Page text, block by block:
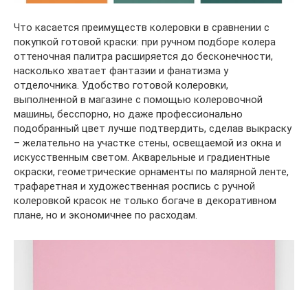
Что касается преимуществ колеровки в сравнении с
покупкой готовой краски: при ручном подборе колера
оттеночная палитра расширяется до бесконечности,
насколько хватает фантазии и фанатизма у
отделочника. Удобство готовой колеровки,
выполненной в магазине с помощью колеровочной
машины, бесспорно, но даже профессионально
подобранный цвет лучше подтвердить, сделав выкраску
– желательно на участке стены, освещаемой из окна и
искусственным светом. Акварельные и градиентные
окраски, геометрические орнаменты по малярной ленте,
трафаретная и художественная роспись с ручной
колеровкой красок не только богаче в декоративном
плане, но и экономичнее по расходам.